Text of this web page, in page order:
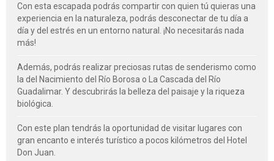
Con esta escapada podrás compartir con quien tú quieras una
experiencia en la naturaleza, podrás desconectar de tu día a
día y del estrés en un entorno natural. ¡No necesitarás nada
más!
Además, podrás realizar preciosas rutas de senderismo como
la del Nacimiento del Río Borosa o La Cascada del Río
Guadalimar. Y descubrirás la belleza del paisaje y la riqueza
biológica.
Con este plan tendrás la oportunidad de visitar lugares con
gran encanto e interés turístico a pocos kilómetros del Hotel
Don Juan.